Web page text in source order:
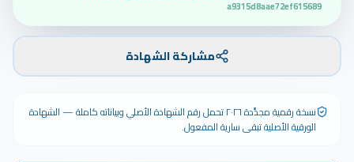
a9315d8aae72ef615689
مشاركة الشهادة
نسخة رقمية مجدَّدة ٢٠٢٦ تحمل رقم الشهادة الأصلي وبياناته كاملة — الشهادة
الورقية الأصلية تبقى سارية المفعول.